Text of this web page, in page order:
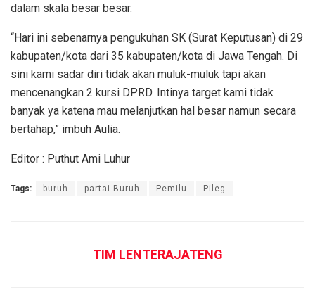
dalam skala besar besar.
“Hari ini sebenarnya pengukuhan SK (Surat Keputusan) di 29
kabupaten/kota dari 35 kabupaten/kota di Jawa Tengah. Di
sini kami sadar diri tidak akan muluk-muluk tapi akan
mencenangkan 2 kursi DPRD. Intinya target kami tidak
banyak ya katena mau melanjutkan hal besar namun secara
bertahap,” imbuh Aulia.
Editor : Puthut Ami Luhur
Tags: buruh partai Buruh Pemilu Pileg
TIM LENTERAJATENG